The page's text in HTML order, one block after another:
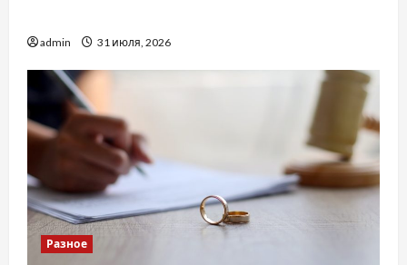
admin 31 июля, 2026
Разное